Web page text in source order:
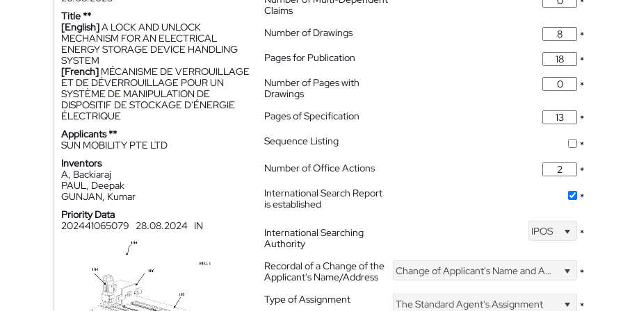
Title **
[English]A LOCK AND UNLOCK
MECHANISM FOR AN ELECTRICAL
ENERGY STORAGE DEVICE HANDLING
SYSTEM
[French] MÉCANISME DE VERROUILLAGE
ET DE DÉVERROUILLAGE POUR UN
SYSTÈME DE MANIPULATION DE
DISPOSITIF DE STOCKAGE D'ÉNERGIE
ÉLECTRIQUE
Applicants **
SUN MOBILITY PTE LTD
Inventors
A, Backiaraj
PAUL, Deepak
GUNJAN, Kumar
Priority Data
202441065079
28.08.2024 IN
Claims
Number of Drawings
*
Pages for Publication
*
Number of Pages with
Drawings
*
Pages of Specification
*
Sequence Listing
*
Number of Office Actions
*
International Search Report
is established
*
International Searching
Authority
IPOS *
Recordal of a Change of the
Applicant's Name/Address
Change of Applicant's Name and Address *
Type of Assignment The Standard Agent's Assignment *